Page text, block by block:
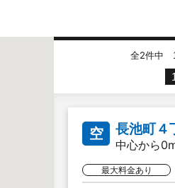
全2件中
空 長池町４
中心から
最大料金あり